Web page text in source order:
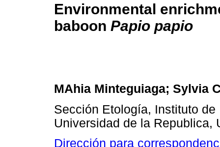
Environmental
baboon Papio papio
MAhia Minteguiaga; Sylvia
Sección Etología, Instituto
Universidad de la Republica,
Dirección para